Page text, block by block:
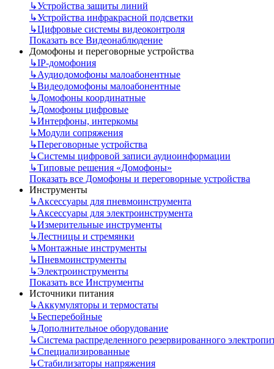
↳Устройства защиты линий
↳Устройства инфракрасной подсветки
↳Цифровые системы видеоконтроля
Показать все Видеонаблюдение
Домофоны и переговорные устройства
↳IP-домофония
↳Аудиодомофоны малоабонентные
↳Видеодомофоны малоабонентные
↳Домофоны координатные
↳Домофоны цифровые
↳Интерфоны, интеркомы
↳Модули сопряжения
↳Переговорные устройства
↳Системы цифровой записи аудиоинформации
↳Типовые решения «Домофоны»
Показать все Домофоны и переговорные устройства
Инструменты
↳Аксессуары для пневмоинструмента
↳Аксессуары для электроинструмента
↳Измерительные инструменты
↳Лестницы и стремянки
↳Монтажные инструменты
↳Пневмоинструменты
↳Электроинструменты
Показать все Инструменты
Источники питания
↳Аккумуляторы и термостаты
↳Бесперебойные
↳Дополнительное оборудование
↳Система распределенного резервированного
↳Специализированные
↳Стабилизаторы напряжения